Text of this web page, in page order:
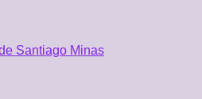
Santiago Minas